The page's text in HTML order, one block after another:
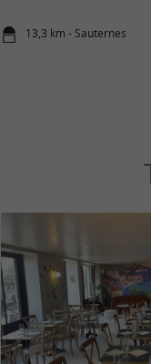
13,3 km - Sauternes